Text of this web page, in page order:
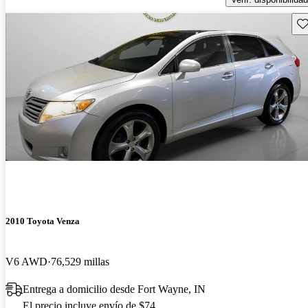
2010 Toyota Venza
V6 AWD 76,529 millas
Entrega a domicilio desde Fort Wayne, IN